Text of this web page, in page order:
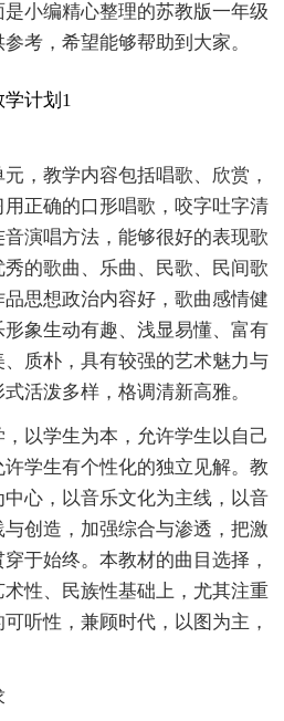
小编精心整理的苏教版一年级
考，希望能够帮助到大家。
计划1
，教学内容包括唱歌、欣赏，
正确的口形唱歌，咬字吐字清
演唱方法，能够很好的表现歌
的歌曲、乐曲、民歌、民间歌
思想政治内容好，歌曲感情健
象生动有趣、浅显易懂、富有
质朴，具有较强的艺术魅力与
活泼多样，格调清新高雅。
以学生为本，允许学生以自己
学生有个性化的独立见解。教
心，以音乐文化为主线，以音
创造，加强综合与渗透，把激
于始终。本教材的曲目选择，
性、民族性基础上，尤其注重
听性，兼顾时代，以图为主，